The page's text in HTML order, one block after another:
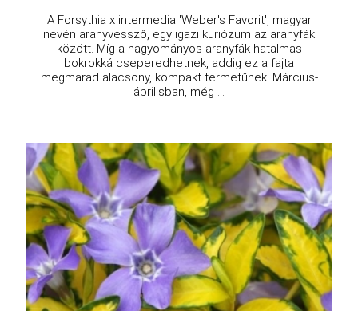
A Forsythia x intermedia 'Weber's Favorit', magyar
nevén aranyvessző, egy igazi kuriózum az aranyfák
között. Míg a hagyományos aranyfák hatalmas
bokrokká cseperedhetnek, addig ez a fajta
megmarad alacsony, kompakt termetűnek. Március-
áprilisban, még ...